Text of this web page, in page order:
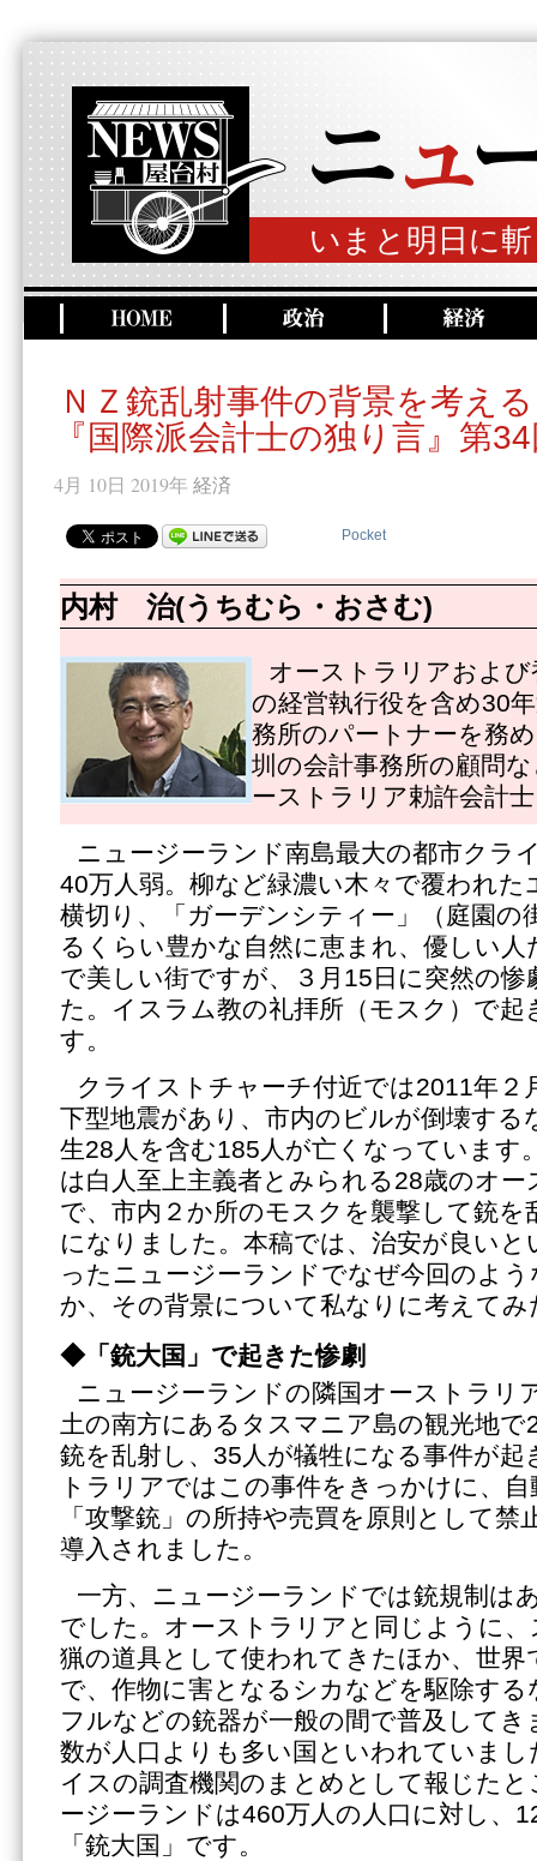
いまと明日に
ＮＺ銃乱射事件の背景を考える
『国際派会計士の独り言』第
4月 10日 2019年 経済
Pocket
内村 治(うちむら・おさむ)
オーストラリアおよ
の経営執行役を含め30
務所のパートナーを務
圳の会計事務所の顧問
ーストラリア勅許会計
ニュージーランド南島最大の都市クラ
40万人弱。柳など緑濃い木々で覆われ
横切り、「ガーデンシティー」（庭園の
るくらい豊かな自然に恵まれ、優しい
で美しい街ですが、３月15日に突然の
た。イスラム教の礼拝所（モスク）で起
す。
クライストチャーチ付近では2011年２
下型地震があり、市内のビルが倒壊する
生28人を含む185人が亡くなっています
は白人至上主義者とみられる28歳のオ
で、市内２か所のモスクを襲撃して銃を
になりました。本稿では、治安が良い
ったニュージーランドでなぜ今回のよ
か、その背景について私なりに考えて
◆「銃大国」で起きた惨劇
ニュージーランドの隣国オーストラリ
土の南方にあるタスマニア島の観光地で
銃を乱射し、35人が犠牲になる事件が
トラリアではこの事件をきっかけに、
「攻撃銃」の所持や売買を原則として禁
導入されました。
一方、ニュージーランドでは銃規制は
でした。オーストラリアと同じように
猟の道具として使われてきたほか、世界
で、作物に害となるシカなどを駆除す
フルなどの銃器が一般の間で普及して
数が人口よりも多い国といわれていま
イスの調査機関のまとめとして報じた
ージーランドは460万人の人口に対し、
「銃大国」です。